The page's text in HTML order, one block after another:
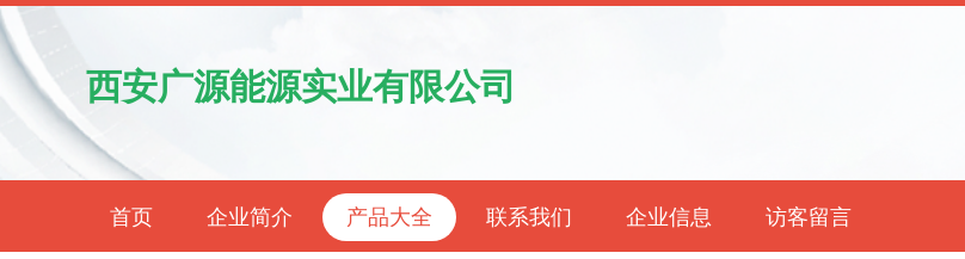
西安广源能源实业有限公司
首页 企业简介 产品大全 联系我们 企业信息 访客留言